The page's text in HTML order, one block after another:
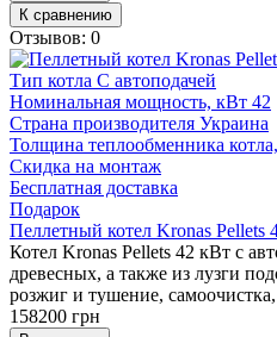
К сравнению
Отзывов: 0
Тип котла С автоподачей
Номинальная мощность, кВт 42
Страна производителя Украина
Толщина теплообменника
Скидка на монтаж
Бесплатная доставка
Подарок
Пеллетный котел Kronas Pellets
Котел Kronas Pellets 42 кВт с
древесных, а также из лузги
розжиг и тушение,
158200 грн